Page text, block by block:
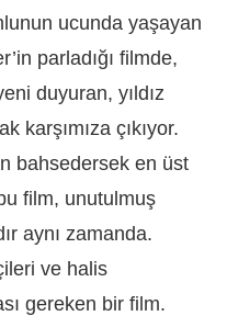
ucunda yaşayan
parladığı filmde,
duyuran, yıldız
karşımıza çıkıyor.
bahsedersek en üst
film, unutulmuş
aynı zamanda.
ve halis
gereken bir film.